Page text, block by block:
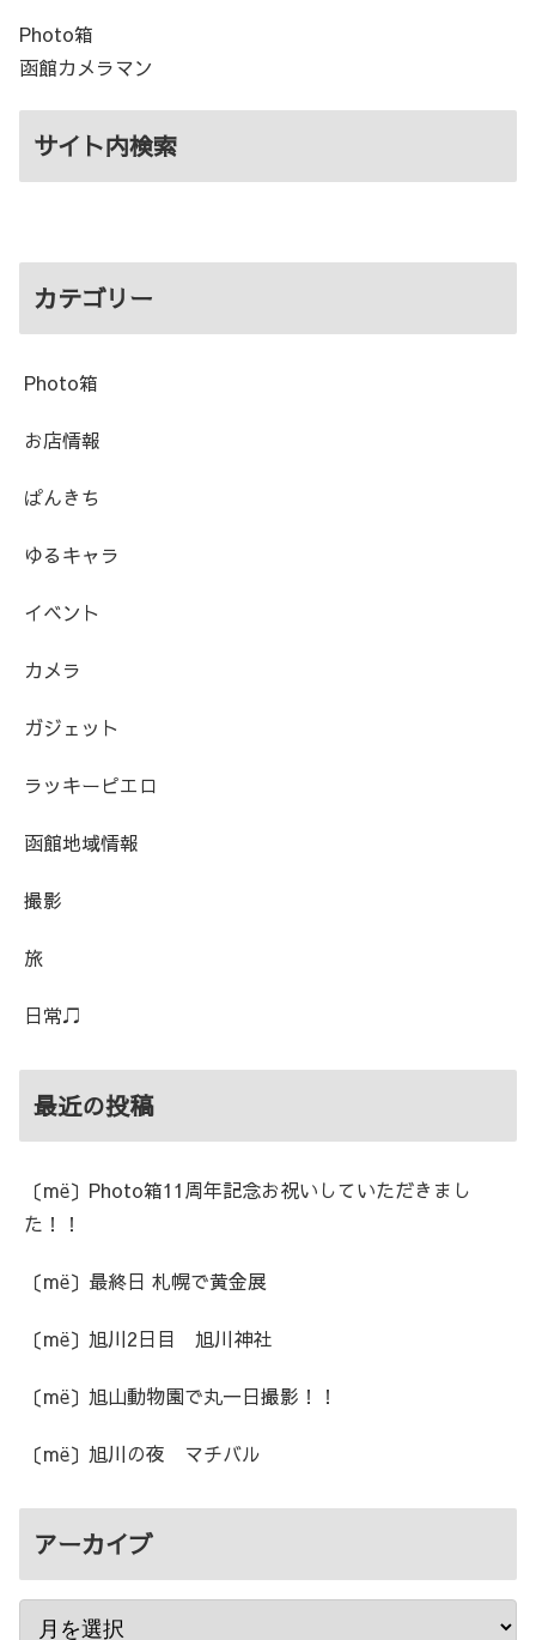
Photo箱
函館カメラマン
サイト内検索
カテゴリー
Photo箱
お店情報
ぱんきち
ゆるキャラ
イベント
カメラ
ガジェット
ラッキーピエロ
函館地域情報
撮影
旅
日常♫
最近の投稿
〔më〕Photo箱11周年記念お祝いしていただきまし
た！！
〔më〕最終日 札幌で黄金展
〔më〕旭川2日目 旭川神社
〔më〕旭山動物園で丸一日撮影！！
〔më〕旭川の夜 マチバル
アーカイブ